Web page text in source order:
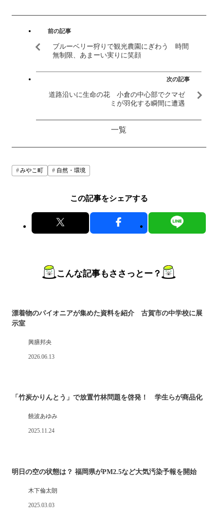
前の記事
ブルーベリー狩りで観光農園にぎわう 時間
無制限、あまーい実りに笑顔
一覧
次の記事
道路沿いに生命の花 小倉の中心部でクマゼ
ミが羽化する瞬間に遭遇
みやこ町 自然・環境
この記事をシェアする
こんな記事もささっとー？
漂着物のパイオニアが集めた資料を紹介 古賀市の中学校に展
示室
興膳邦央
2026.06.13
「竹炭かりんとう」で放置竹林問題を啓発！ 学生らが商品化
饒波あゆみ
2025.11.24
明日の空の状態は？ 福岡県がPM2.5など大気汚染予報を開始
木下倫太朗
2025.03.03